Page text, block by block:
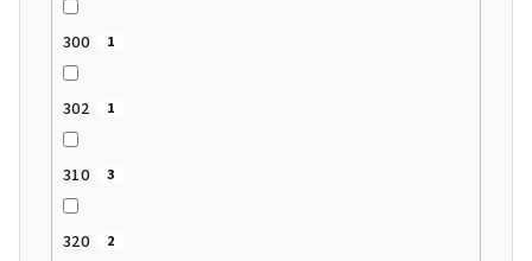
300 1
302 1
310 3
320 2